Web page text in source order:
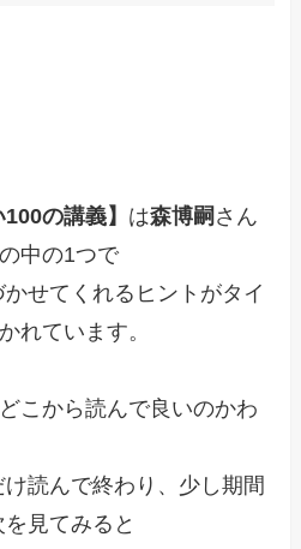
の講義】 は森博嗣 さん
中の1つで
せてくれるヒントがタイ
れています。
こから読んで良いのかわ
読んで終わり、少し期間
見てみると